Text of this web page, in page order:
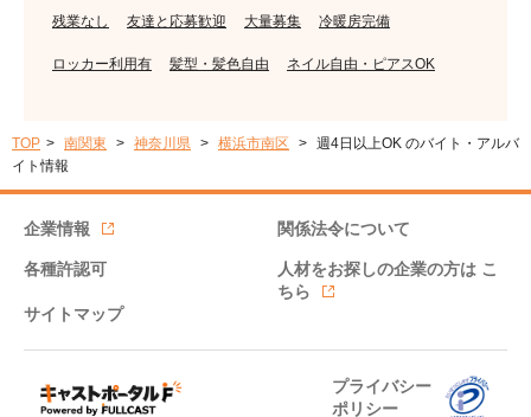
残業なし 友達と応募歓迎 大量募集 冷暖房完備
ロッカー利用有 髪型・髪色自由 ネイル自由・ピアスOK
TOP 南関東 神奈川県 横浜市南区
週4日以上OK のバイト・アルバ
イト情報
企業情報 関係法令について
各種許認可 人材をお探しの企業の方は こ
ちら
サイトマップ
プライバシー
ポリシー